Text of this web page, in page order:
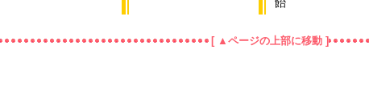
[ ▲ページの上部に移動 ]